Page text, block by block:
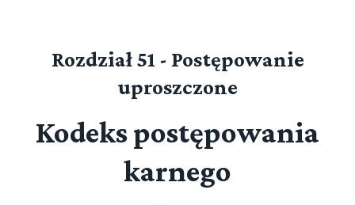
Rozdział 51 - Postępowanie
uproszczone
Kodeks postępowania
karnego